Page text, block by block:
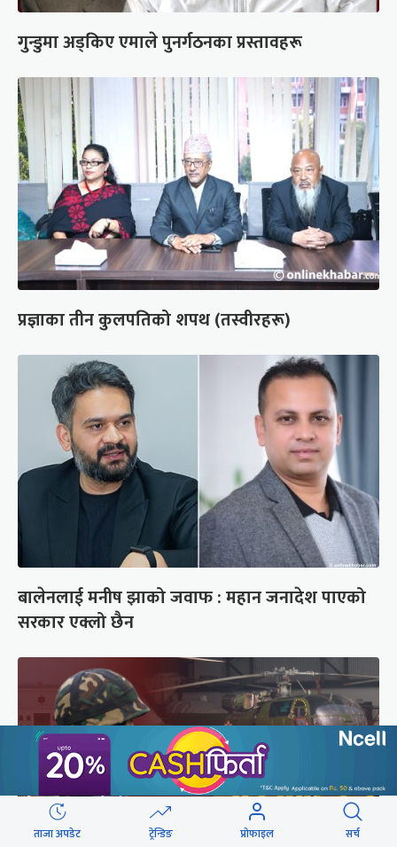
गुन्डुमा अड्किए एमाले पुनर्गठनका प्रस्तावहरू
प्रज्ञाका तीन कुलपतिको शपथ (तस्वीरहरू)
बालेनलाई मनीष झाको जवाफ : महान जनादेश पाएको
सरकार एक्लो छैन
ताजा अपडेट ट्रेन्डिङ प्रोफाइल सर्च